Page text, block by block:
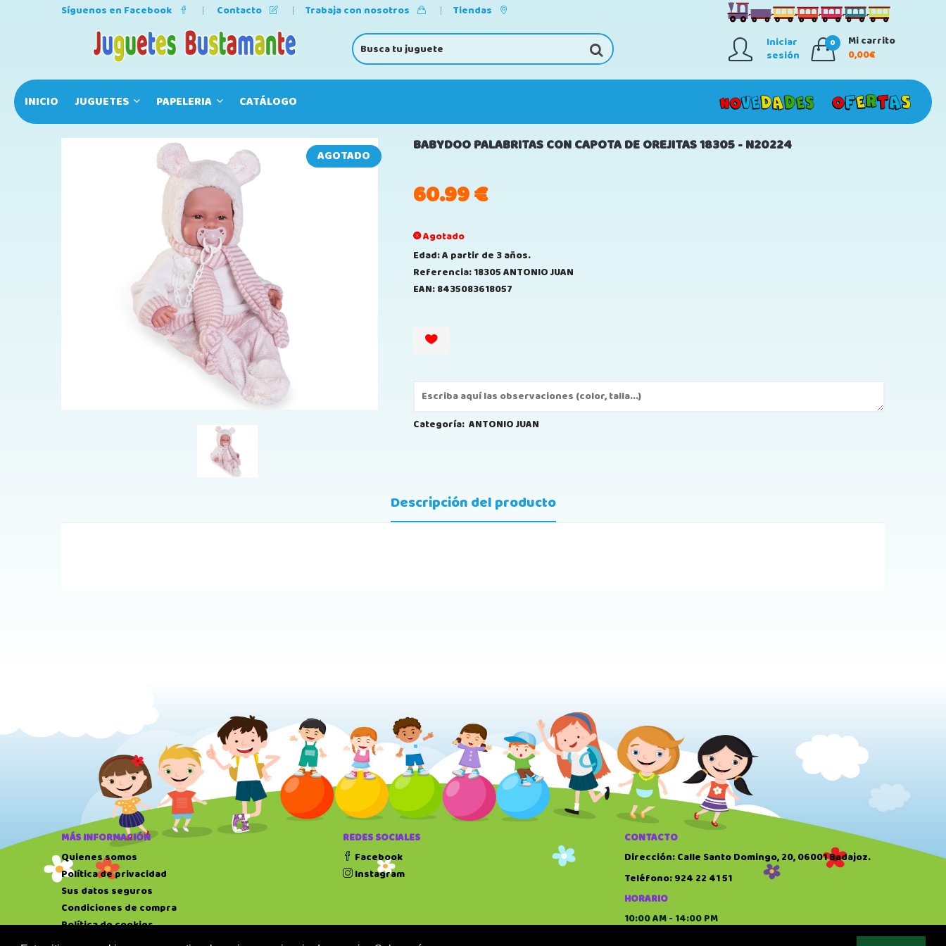
Síguenos en Facebook Contacto Trabaja con nosotros Tiendas
Iniciar
sesión
0
Mi carrito
0,00€
INICIO JUGUETES PAPELERIA CATÁLOGO
AGOTADO
BABYDOO PALABRITAS CON CAPOTA DE OREJITAS 18305 - N20224
60.99€
Agotado
Edad: A partir de 3 años.
Referencia: 18305 ANTONIO JUAN
EAN: 8435083618057
Categoría: ANTONIO JUAN
Descripción del producto
MÁS INFORMACIÓN
Quienes somos
Política de privacidad
Sus datos seguros
Condiciones de compra
Política de cookies
REDES SOCIALES
Facebook
Instagram
CONTACTO
Dirección: Calle Santo Domingo, 20, 06001 Badajoz.
Teléfono: 924 22 41 51
HORARIO
10:00 AM- 14:00 PM